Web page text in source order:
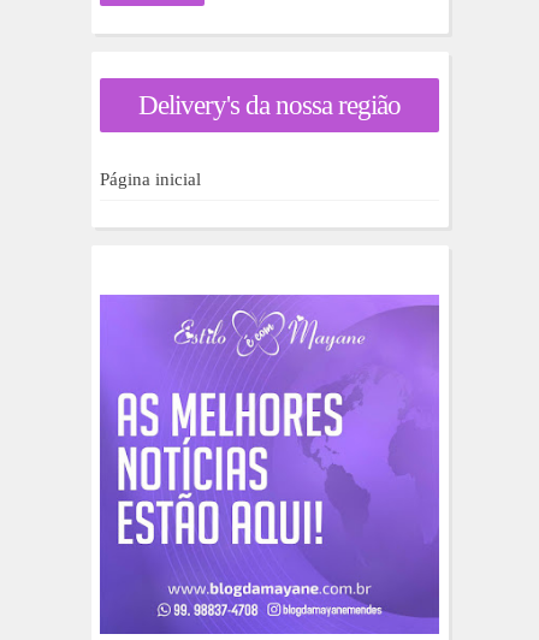
a
p
r
Delivery's da nossa região
Página inicial